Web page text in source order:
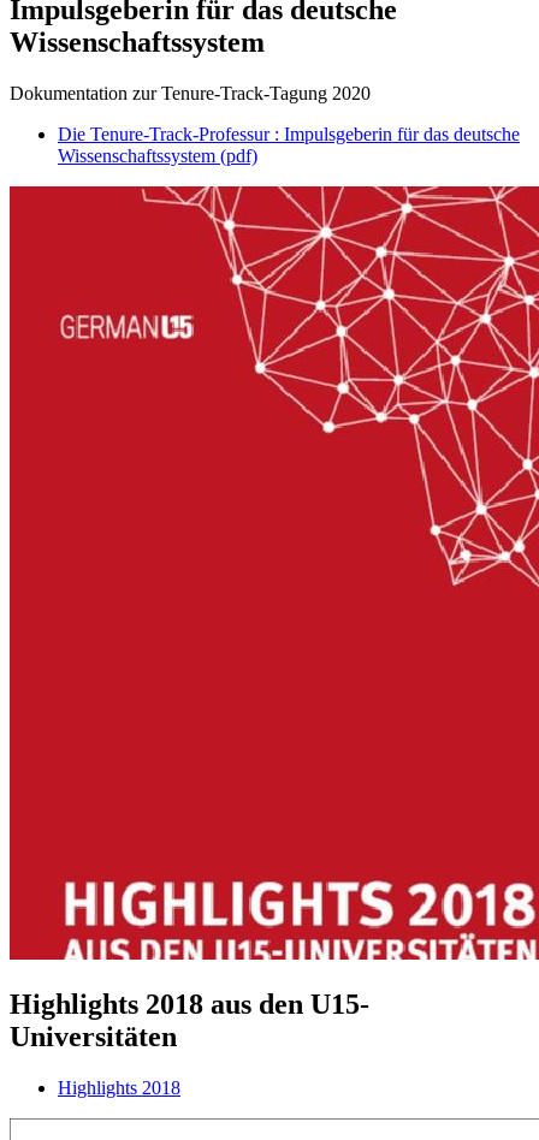
Impulsgeberin für das deutsche
Wissenschaftssystem
Dokumentation zur Tenure-Track-Tagung 2020
Die Tenure-Track-Professur : Impulsgeberin für das deutsche
Wissenschaftssystem (pdf)
Highlights 2018 aus den U15-
Universitäten
Highlights 2018